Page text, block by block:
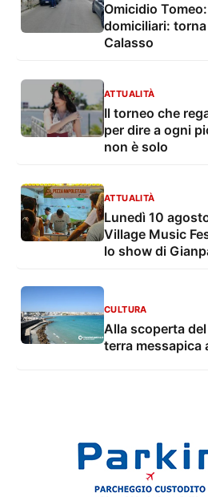
Omicidio
domiciliari:
Calasso
ATTUALITÀ
Il torneo che
per dire a ogni
non è solo
ATTUALITÀ
Lunedì 10
Village Music
lo show di
CULTURA
Alla scoperta
terra messapica